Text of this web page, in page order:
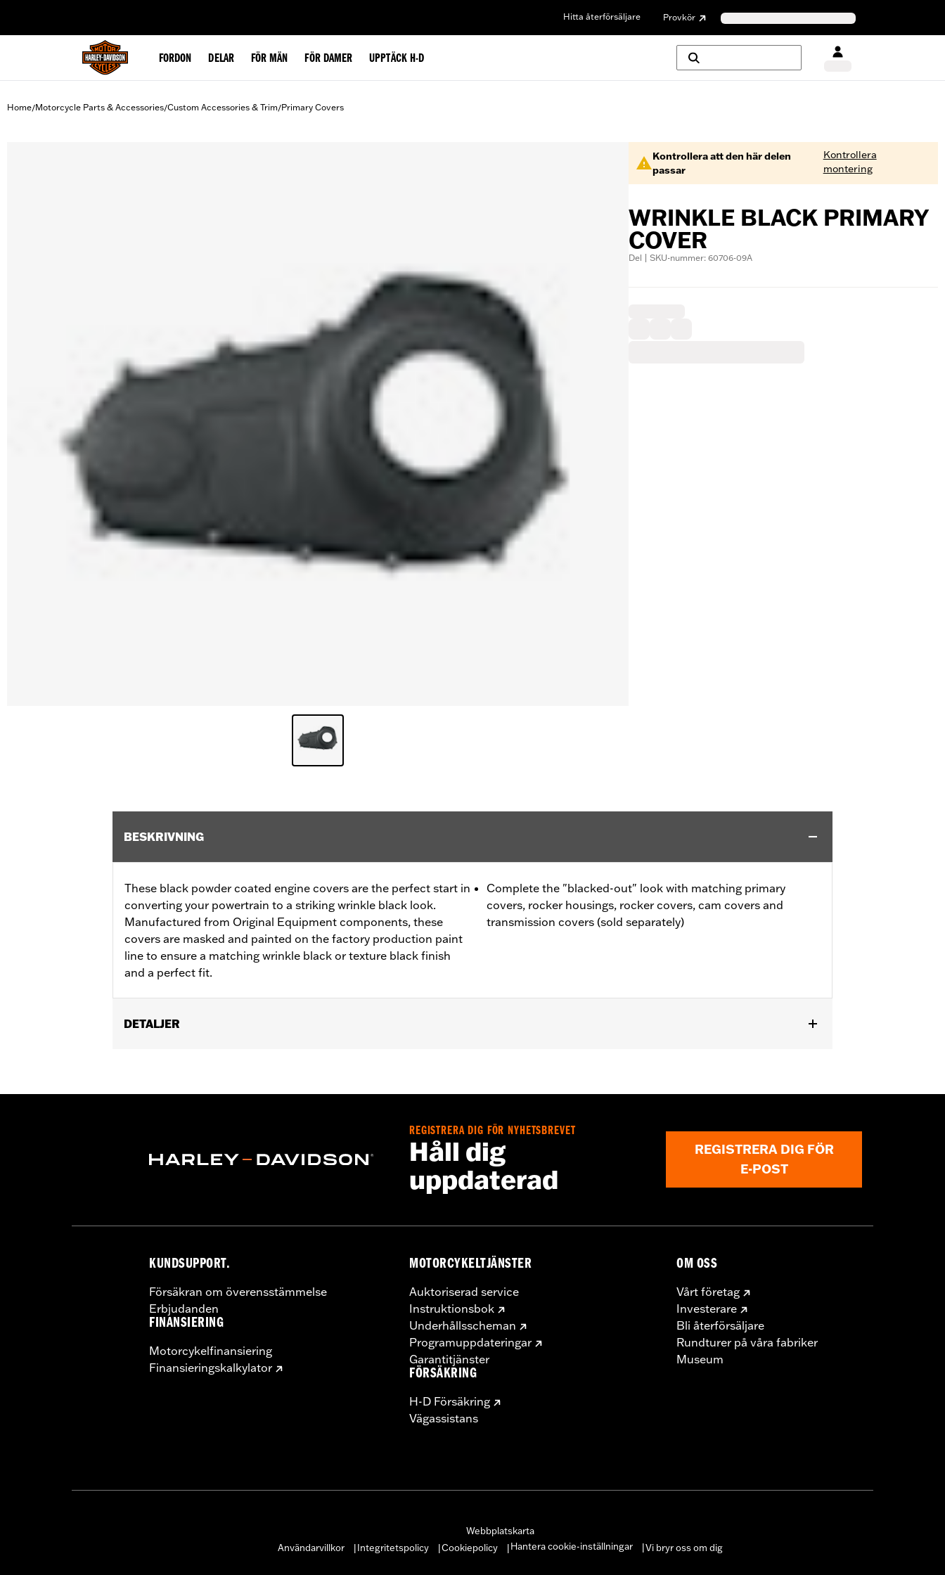
Hitta återförsäljare Provkör
FORDON DELAR FÖR MÄN FÖR DAMER UPPTÄCK H-D
Home/Motorcycle Parts & Accessories/Custom Accessories & Trim/Primary Covers
Kontrollera att den här delen
passar
Kontrollera
montering
WRINKLE BLACK PRIMARY
COVER
Del | SKU-nummer: 60706-09A
BESKRIVNING
These black powder coated engine covers are the perfect start in
converting your powertrain to a striking wrinkle black look.
Manufactured from Original Equipment components, these
covers are masked and painted on the factory production paint
line to ensure a matching wrinkle black or texture black finish
and a perfect fit.
Complete the "blacked-out" look with matching primary
covers, rocker housings, rocker covers, cam covers and
transmission covers (sold separately)
DETALJER
In the Box:Primary cover only
Removing and installing engine covers may require purchase of new gaskets. See dealer for information.
REGISTRERA DIG FÖR NYHETSBREVET
Håll dig
uppdaterad
REGISTRERA DIG FÖR
E-POST
KUNDSUPPORT.
Försäkran om överensstämmelse
Erbjudanden
FINANSIERING
Motorcykelfinansiering
Finansieringskalkylator
MOTORCYKELTJÄNSTER
Auktoriserad service
Instruktionsbok
Underhållsscheman
Programuppdateringar
Garantitjänster
FÖRSÄKRING
H-D Försäkring
Vägassistans
OM OSS
Vårt företag
Investerare
Bli återförsäljare
Rundturer på våra fabriker
Museum
Webbplatskarta
Användarvillkor
Integritetspolicy Cookiepolicy Hantera cookie-inställningar Vi bryr oss om dig